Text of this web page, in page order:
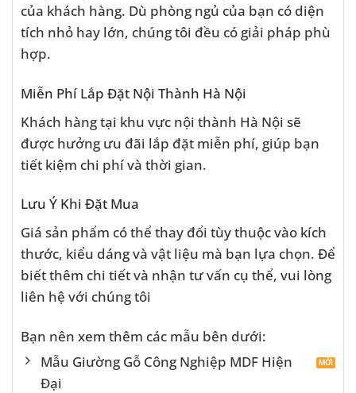
của khách hàng. Dù phòng ngủ của bạn có diện
tích nhỏ hay lớn, chúng tôi đều có giải pháp phù
hợp.
Miễn Phí Lắp Đặt Nội Thành Hà Nội
Khách hàng tại khu vực nội thành Hà Nội sẽ
được hưởng ưu đãi lắp đặt miễn phí, giúp bạn
tiết kiệm chi phí và thời gian.
Lưu Ý Khi Đặt Mua
Giá sản phẩm có thể thay đổi tùy thuộc vào kích
thước, kiểu dáng và vật liệu mà bạn lựa chọn. Để
biết thêm chi tiết và nhận tư vấn cụ thể, vui lòng
liên hệ với chúng tôi
Bạn nên xem thêm các mẫu bên dưới:
Mẫu Giường Gỗ Công Nghiệp MDF Hiện
Đại